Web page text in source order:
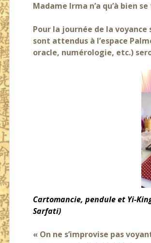
Madame Irma n’a qu’à bien
Pour la journée de la
sont attendus à l’espace
oracle, numérologie, etc.)
Cartomancie, pendule et Yi-
Sarfati)
« On ne s’improvise pas